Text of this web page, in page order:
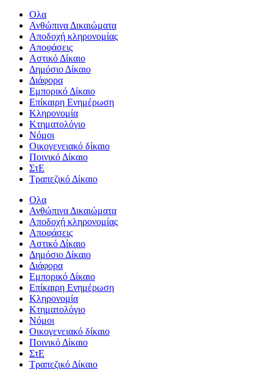
Ολα
Ανθώπινα Δικαιώματα
Aποδοχή κληρονομίας
Αποφάσεις
Αστικό Δίκαιο
Δημόσιο Δίκαιο
Διάφορα
Εμπορικό Δίκαιο
Επίκαιρη Ενημέρωση
Kληρονομία
Κτηματολόγιο
Νόμοι
Οικογενειακό δίκαιο
Ποινικό Δίκαιο
ΣτΕ
Τραπεζικό Δίκαιο
Ολα
Ανθώπινα Δικαιώματα
Aποδοχή κληρονομίας
Αποφάσεις
Αστικό Δίκαιο
Δημόσιο Δίκαιο
Διάφορα
Εμπορικό Δίκαιο
Επίκαιρη Ενημέρωση
Kληρονομία
Κτηματολόγιο
Νόμοι
Οικογενειακό δίκαιο
Ποινικό Δίκαιο
ΣτΕ
Τραπεζικό Δίκαιο